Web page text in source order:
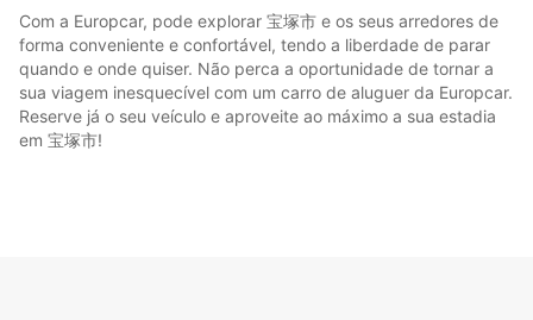
Com a Europcar, pode explorar 宝塚市 e os seus arredores de
forma conveniente e confortável, tendo a liberdade de parar
quando e onde quiser. Não perca a oportunidade de tornar a
sua viagem inesquecível com um carro de aluguer da Europcar.
Reserve já o seu veículo e aproveite ao máximo a sua estadia
em 宝塚市!